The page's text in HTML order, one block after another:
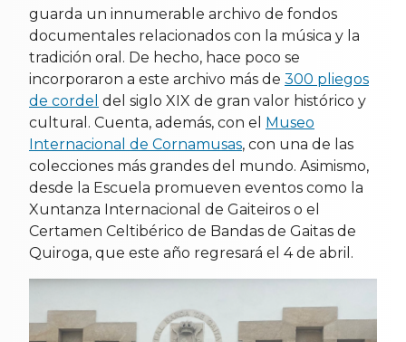
guarda un innumerable archivo de fondos
documentales relacionados con la música y la
tradición oral. De hecho, hace poco se
incorporaron a este archivo más de 300 pliegos
de cordel del siglo XIX de gran valor histórico y
cultural. Cuenta, además, con el Museo
Internacional de Cornamusas, con una de las
colecciones más grandes del mundo. Asimismo,
desde la Escuela promueven eventos como la
Xuntanza Internacional de Gaiteiros o el
Certamen Celtibérico de Bandas de Gaitas de
Quiroga, que este año regresará el 4 de abril.